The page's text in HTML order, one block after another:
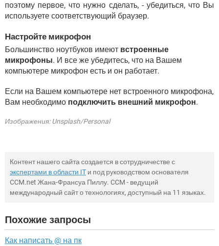
поэтому первое, что нужно сделать, - убедиться, что Вы
используете соответствующий браузер.
Настройте микрофон
Большинство ноутбуков имеют встроенные
микрофоны. И все же убедитесь, что на Вашем
компьютере микрофон есть и он работает.
Если на Вашем компьютере нет встроенного микрофона,
Вам необходимо подключить внешний микрофон.
Изображения: Unsplash/Personal
Контент нашего сайта создается в сотрудничестве с
экспертами в области IT и под руководством основателя
CCM.net Жана-Франсуа Пиллу. CCM - ведущий
международный сайт о технологиях, доступный на 11 языках.
Похожие запросы
Как написать @ на пк